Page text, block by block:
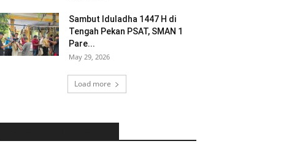
Sambut Iduladha 1447 H di
Tengah Pekan PSAT, SMAN 1
Pare...
May 29, 2026
Load more